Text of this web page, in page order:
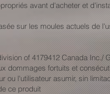
avant d'acheter et
sur les moules actuels de
of 4179412 Canada
dommages fortuits et
ou l'utilisateur asumir, sin
ce produit